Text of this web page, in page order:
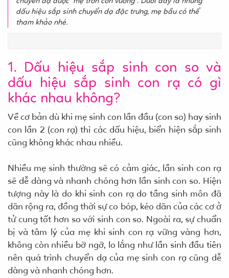
dấu hiệu sắp sinh chuyển dạ đặc trưng, mẹ bầu có thể
tham khảo nhé.
1. Dấu hiệu sắp sinh con so và
dấu hiệu sắp sinh con rạ có gì
khác nhau không?
Về cơ bản dù khi mẹ sinh con lần đầu (con so) hay sinh
con lần 2 (con rạ) thì các dấu hiệu, biển hiện sắp sinh
cũng không khác nhau nhiều.
Nhiều mẹ sinh thường sẽ có cảm giác, lần sinh con rạ
sẽ dễ dàng và nhanh chóng hơn lần sinh con so. Hiện
tượng này là do khi sinh con rạ do tầng sinh môn đã
dãn rộng ra, đồng thời sự co bóp, kéo dãn của các cơ ở
tử cung tốt hơn so với sinh con so. Ngoài ra, sự chuẩn
bị và tâm lý của mẹ khi sinh con rạ vững vàng hơn,
không còn nhiều bỡ ngỡ, lo lắng như lần sinh đầu tiên
nên quá trình chuyển dạ của mẹ sinh con rạ cũng dễ
dàng và nhanh chóng hơn.